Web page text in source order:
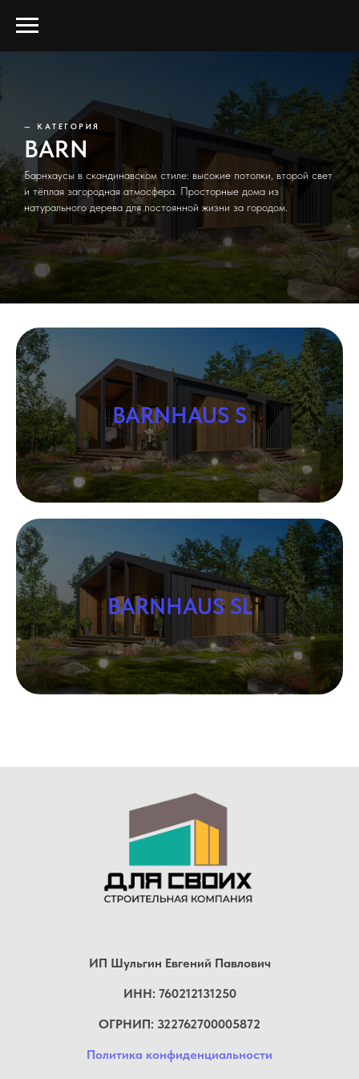
— КАТЕГОРИЯ
BARN
Барнхаусы в скандинавском стиле: высокие потолки, второй свет
и тёплая загородная атмосфера. Просторные дома из
натурального дерева для постоянной жизни за городом.
BARNHAUS S
BARNHAUS SL
ИП Шульгин Евгений Павлович
ИНН: 760212131250
ОГРНИП: 322762700005872
Политика конфиденциальности